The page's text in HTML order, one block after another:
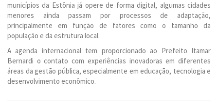
municípios da Estônia já opere de forma digital, algumas cidades
menores ainda passam por processos de adaptação,
principalmente em função de fatores como o tamanho da
população e da estrutura local.
A agenda internacional tem proporcionado ao Prefeito Itamar
Bernardi o contato com experiências inovadoras em diferentes
áreas da gestão pública, especialmente em educação, tecnologia e
desenvolvimento econômico.